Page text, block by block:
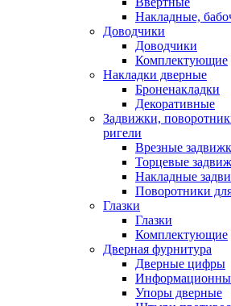
Накладные,
Доводчики
Доводчики
Комплектующие
Накладки дверные
Броненакладки
Декоративные
Задвижки,
ригели
Врезные
Торцевые
Накладные
Поворотники
Глазки
Глазки
Комплектующие
Дверная фурнитура
Дверные цифры
Упоры дверные